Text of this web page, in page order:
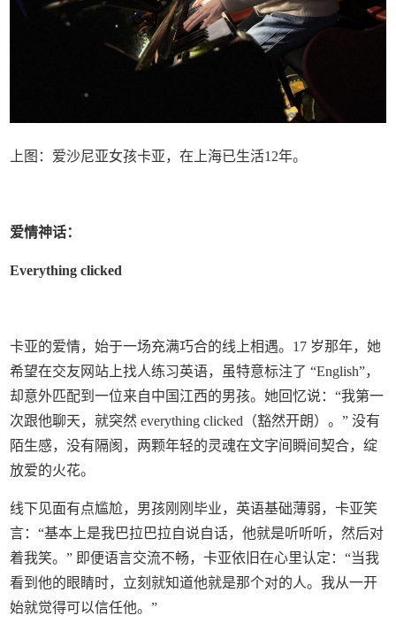
上图：爱沙尼亚女孩卡亚，在上海已生活12年。
爱情神话：
Everything clicked
卡亚的爱情，始于一场充满巧合的线上相遇。17 岁那年，她
希望在交友网站上找人练习英语，虽特意标注了 “English”，
却意外匹配到一位来自中国江西的男孩。她回忆说：“我第一
次跟他聊天，就突然 everything clicked（豁然开朗）。” 没有
陌生感，没有隔阂，两颗年轻的灵魂在文字间瞬间契合，绽
放爱的火花。
线下见面有点尴尬，男孩刚刚毕业，英语基础薄弱，卡亚笑
言：“基本上是我巴拉巴拉自说自话，他就是听听听，然后对
着我笑。” 即便语言交流不畅，卡亚依旧在心里认定：“当我
看到他的眼睛时，立刻就知道他就是那个对的人。我从一开
始就觉得可以信任他。”